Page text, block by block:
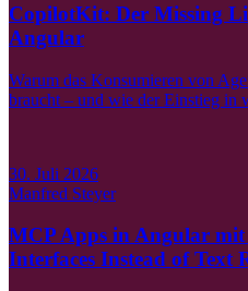
CopilotKit: Der Missing
Angular
Warum das Konsumieren von
braucht – und wie der Einstieg in
30. Juli 2026
Manfred Steyer
MCP Apps in Angular
Interfaces Instead of Text